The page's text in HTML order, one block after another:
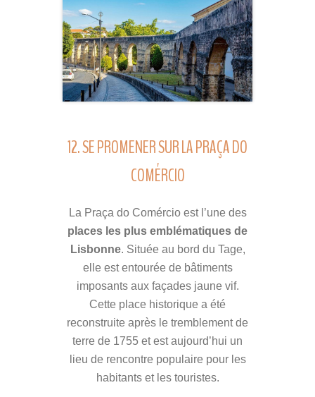
12. SE PROMENER SUR LA PRAÇA DO
COMÉRCIO
La Praça do Comércio est l’une des
places les plus emblématiques de
Lisbonne. Située au bord du Tage,
elle est entourée de bâtiments
imposants aux façades jaune vif.
Cette place historique a été
reconstruite après le tremblement de
terre de 1755 et est aujourd’hui un
lieu de rencontre populaire pour les
habitants et les touristes.